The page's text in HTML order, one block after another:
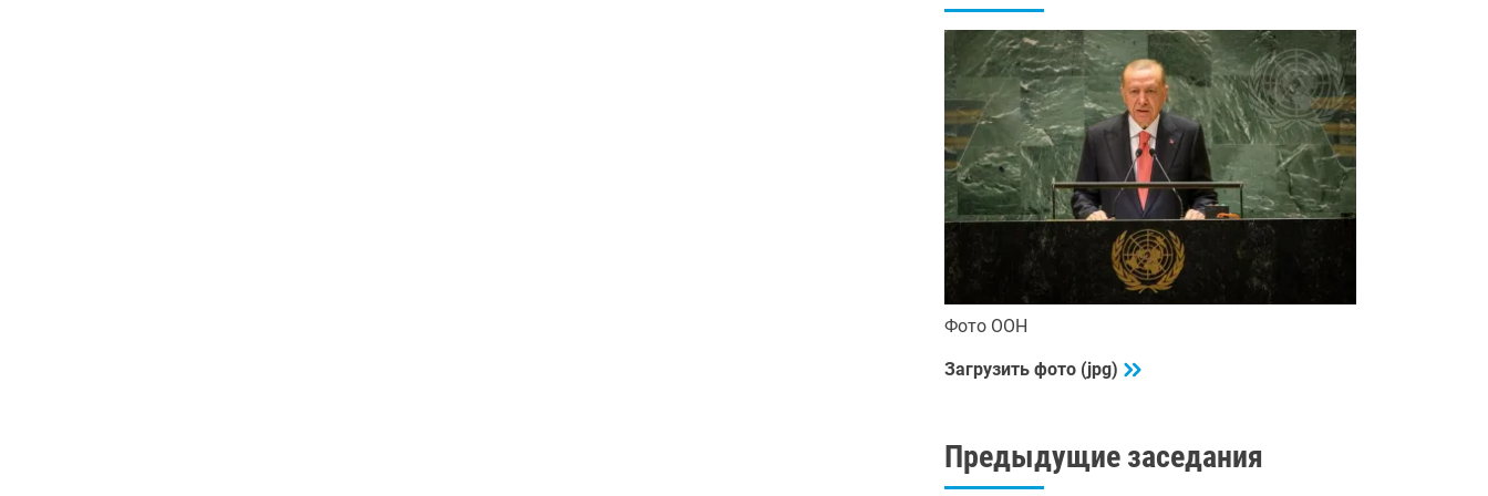
Фото ООН
Загрузить фото (jpg)
Предыдущие заседания